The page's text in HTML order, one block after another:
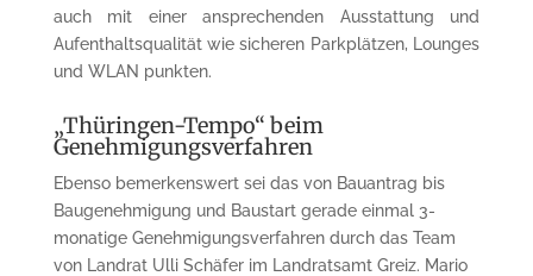
auch mit einer ansprechenden Ausstattung und
Aufenthaltsqualität wie sicheren Parkplätzen, Lounges
und WLAN punkten.
„Thüringen-Tempo“ beim
Genehmigungsverfahren
Ebenso bemerkenswert sei das von Bauantrag bis
Baugenehmigung und Baustart gerade einmal 3-
monatige Genehmigungsverfahren durch das Team
von Landrat Ulli Schäfer im Landratsamt Greiz. Mario